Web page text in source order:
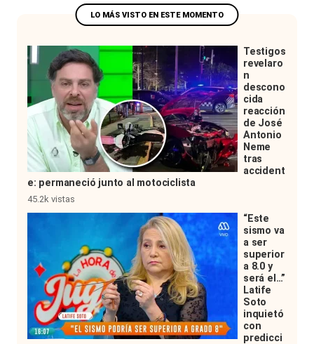
Testigos
revelaro
n
descono
cida
reacción
de José
Antonio
Neme
tras
accident
e: permaneció junto al motociclista
45.2k vistas
“Este
sismo va
a ser
superior
a 8.0 y
será el…”
Latife
Soto
inquietó
con
predicci